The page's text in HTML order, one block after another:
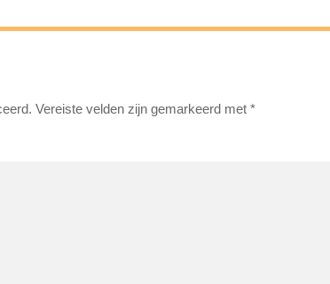
Vereiste velden zijn gemarkeerd met*